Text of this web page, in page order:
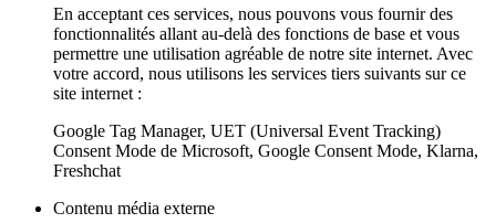
En acceptant ces services, nous pouvons vous fournir des
fonctionnalités allant au-delà des fonctions de base et vous
permettre une utilisation agréable de notre site internet. Avec
votre accord, nous utilisons les services tiers suivants sur ce
site internet :
Google Tag Manager, UET (Universal Event Tracking)
Consent Mode de Microsoft, Google Consent Mode, Klarna,
Freshchat
Contenu média externe